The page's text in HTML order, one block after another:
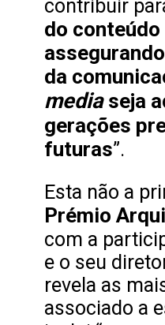
contribuir
do conteúdo
da
media seja
gerações
futuras”.
Esta não a
Prémio
com a
e o seu
revela as
associado a